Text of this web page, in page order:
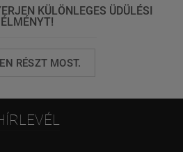
KÜLÖNLEGES ÜDÜLÉSI
ÉLMÉNYT!
RÉSZT MOST.